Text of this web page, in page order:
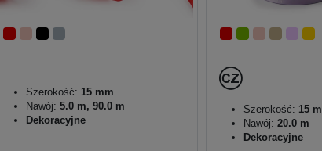
Szerokość: 15 mm
Nawój: 5.0 m, 90.0 m
Dekoracyjne
Szerokość: 15
Nawój: 20.0 m
Dekoracyjne